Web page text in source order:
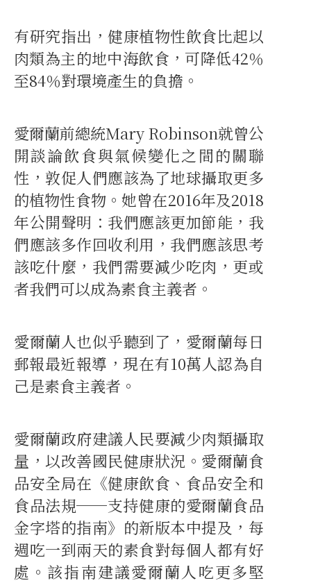
有研究指出，健康植物性飲食比起以
肉類為主的地中海飲食，可降低42％
至84％對環境產生的負擔。
愛爾蘭前總統Mary Robinson就曾公
開談論飲食與氣候變化之間的關聯
性，敦促人們應該為了地球攝取更多
的植物性食物。她曾在2016年及2018
年公開聲明：我們應該更加節能，我
們應該多作回收利用，我們應該思考
該吃什麼，我們需要減少吃肉，更或
者我們可以成為素食主義者。
愛爾蘭人也似乎聽到了，愛爾蘭每日
郵報最近報導，現在有10萬人認為自
己是素食主義者。
愛爾蘭政府建議人民要減少肉類攝取
量，以改善國民健康狀況。愛爾蘭食
品安全局在《健康飲食、食品安全和
食品法規──支持健康的愛爾蘭食品
金字塔的指南》的新版本中提及，每
週吃一到兩天的素食對每個人都有好
處。該指南建議愛爾蘭人吃更多堅